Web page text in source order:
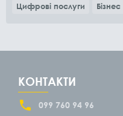
Цифрові послуги
Бізнес
КОНТАКТИ
099 760 94 96